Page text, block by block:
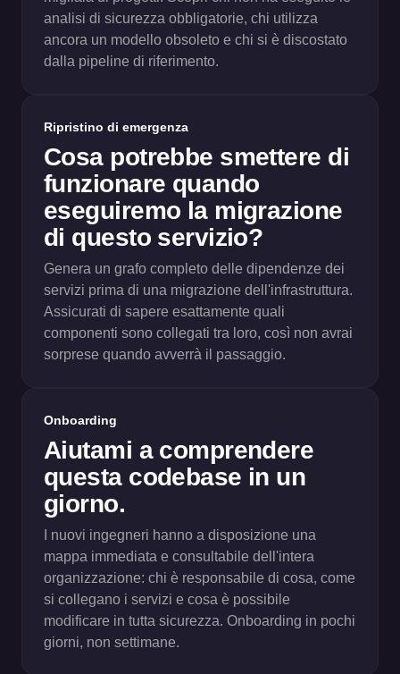
analisi di sicurezza obbligatorie, chi utilizza
ancora un modello obsoleto e chi si è discostato
dalla pipeline di riferimento.
Ripristino di emergenza
Cosa potrebbe smettere di
funzionare quando
eseguiremo la migrazione
di questo servizio?
Genera un grafo completo delle dipendenze dei
servizi prima di una migrazione dell'infrastruttura.
Assicurati di sapere esattamente quali
componenti sono collegati tra loro, così non avrai
sorprese quando avverrà il passaggio.
Onboarding
Aiutami a comprendere
questa codebase in un
giorno.
I nuovi ingegneri hanno a disposizione una
mappa immediata e consultabile dell'intera
organizzazione: chi è responsabile di cosa, come
si collegano i servizi e cosa è possibile
modificare in tutta sicurezza. Onboarding in pochi
giorni, non settimane.